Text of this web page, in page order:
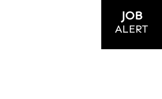
JOB
ALERT